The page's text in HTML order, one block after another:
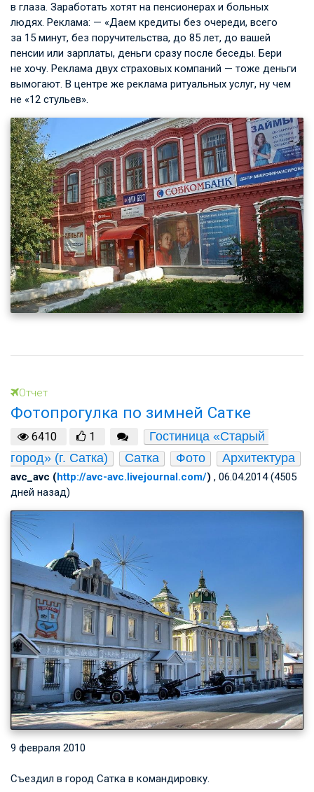
в глаза. Заработать хотят на пенсионерах и больных
людях. Реклама: — «Даем кредиты без очереди, всего
за 15 минут, без поручительства, до 85 лет, до вашей
пенсии или зарплаты, деньги сразу после беседы. Бери
не хочу. Реклама двух страховых компаний — тоже деньги
вымогают. В центре же реклама ритуальных услуг, ну чем
не «12 стульев».
Отчет
Фотопрогулка по зимней Сатке
6410 1
Гостиница «Старый
город» (г. Сатка)
Сатка Фото Архитектура
avc_avc (http://avc-avc.livejournal.com/) , 06.04.2014 (4505
дней назад)
9 февраля 2010
Съездил в город Сатка в командировку.